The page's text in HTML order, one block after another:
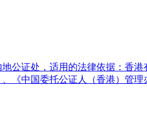
公证处，适用的法律依据：香
《中国委托公证人（香港）管